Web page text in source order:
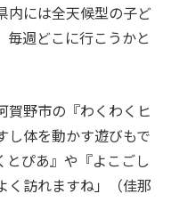
内には全天候型の子ど
毎週どこに行こうかと
野市の『わくわくヒ
し体を動かす遊びもで
とぴあ』や『よこごし
く訪れますね」（佳那